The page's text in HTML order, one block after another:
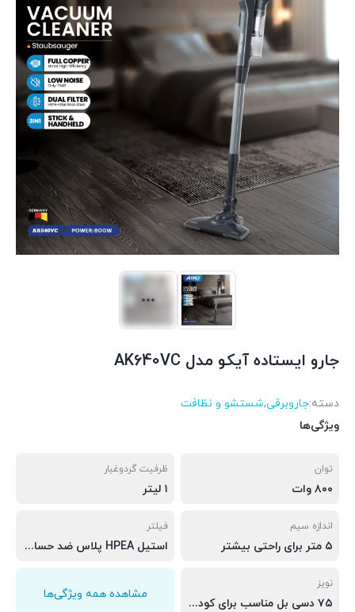
جارو ایستاده آیکو مدل AK640VC
دسته:جاروبرقی,شستشو و نظافت
ویژگی‌ها
توان
۸۰۰ وات
ظرفیت گردوغبار
۱ لیتر
اندازه سیم
۵ متر برای راحتی بیشتر
فیلتر
استیل HPEA پلاس ضد حساسیت
نویز
۷۵ دسی بل مناسب برای کودکان و حیوانات
مشاهده همه ویژگی‌ها